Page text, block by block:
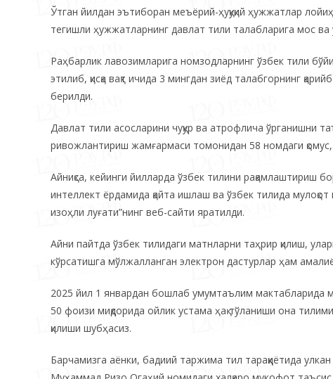
Ўтган йилдан эътиборан меъёрий-ҳуқуқий ҳужжатлар
тегишли ҳужжатларнинг давлат тили талабларига мос ва
Раҳбарлик лавозимларига номзодларнинг ўзбек тили
этилиб, қисқа вақт ичида 3 мингдан зиёд талабгорнинг
берилди.
Давлат тили асосларини чуқур ва атрофлича ўрганишни
ривожлантириш жамғармаси томонидан 58 номдаги қомус,
Айниқса, кейинги йилларда ўзбек тилини рақамлаштириш
интеллект ёрдамида қайта ишлаш ва ўзбек тилида мулоқот
изоҳли луғати”нинг веб-сайти яратилди.
Айни пайтда ўзбек тилидаги матнларни таҳрир қилиш,
кўрсатишга мўлжалланган электрон дастурлар ҳам
2025 йил 1 январдан бошлаб умумтаълим мактабларида
50 фоизи миқдорида ойлик устама ҳақ тўланиши она
қилиши шубҳасиз.
Барчамизга аёнки, бадиий таржима тил тараққиётида